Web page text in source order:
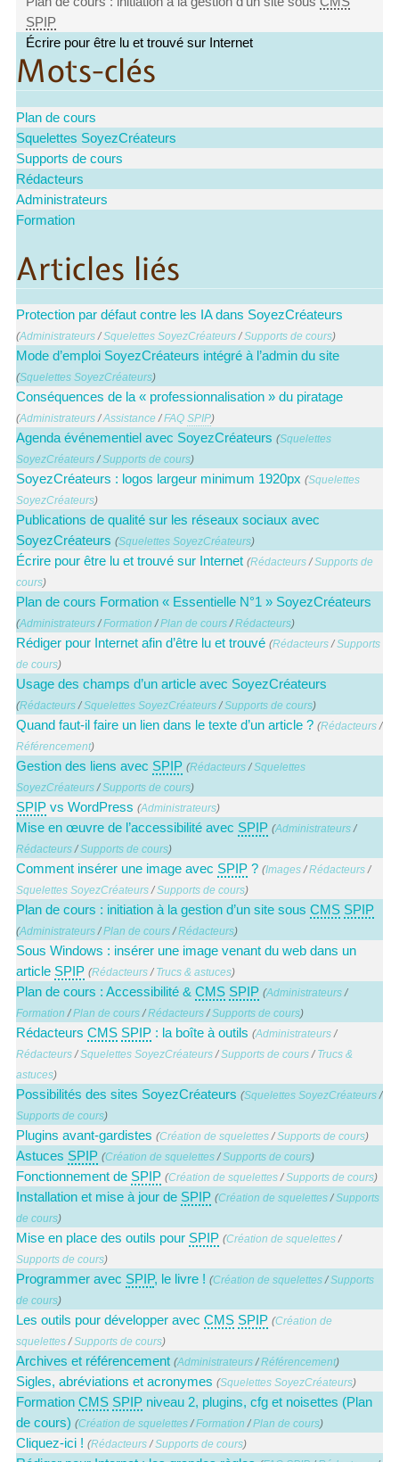
SPIP
Écrire pour être lu et trouvé sur Internet
Mots-clés
Plan de cours
Squelettes SoyezCréateurs
Supports de cours
Rédacteurs
Administrateurs
Formation
Articles liés
Protection par défaut contre les IA dans SoyezCréateurs
(Administrateurs/Squelettes SoyezCréateurs/Supports de cours)
Mode d’emploi SoyezCréateurs intégré à l’admin du site
(Squelettes SoyezCréateurs)
Conséquences de la « professionnalisation » du piratage
(Administrateurs/Assistance/FAQSPIP)
Agenda événementiel avec SoyezCréateurs (Squelettes
SoyezCréateurs/Supports de cours)
SoyezCréateurs : logos largeur minimum 1920px (Squelettes
SoyezCréateurs)
Publications de qualité sur les réseaux sociaux avec
SoyezCréateurs (Squelettes SoyezCréateurs)
Écrire pour être lu et trouvé sur Internet (Rédacteurs/Supports de
cours)
Plan de cours Formation « Essentielle N°1 » SoyezCréateurs
(Administrateurs/Formation /Plan de cours/Rédacteurs)
Rédiger pour Internet afin d’être lu et trouvé (Rédacteurs/Supports
de cours)
Usage des champs d’un article avec SoyezCréateurs
(Rédacteurs/Squelettes SoyezCréateurs/Supports de cours)
Quand faut-il faire un lien dans le texte d’un article ? (Rédacteurs/
Référencement)
Gestion des liens avec SPIP (Rédacteurs/Squelettes
SoyezCréateurs/Supports de cours)
SPIP vs WordPress (Administrateurs)
Mise en œuvre de l’accessibilité avec SPIP (Administrateurs/
Rédacteurs/Supports de cours)
Comment insérer une image avec SPIP ? (Images/Rédacteurs/
Squelettes SoyezCréateurs/Supports de cours)
Plan de cours : initiation à la gestion d’un site sousCMS SPIP
(Administrateurs/Plan de cours/Rédacteurs)
Sous Windows : insérer une image venant du web dans un
article SPIP (Rédacteurs/ Trucs & astuces)
Plan de cours : Accessibilité &CMS SPIP (Administrateurs/
Formation /Plan de cours/Rédacteurs/Supports de cours)
RédacteursCMS SPIP : la boîte à outils (Administrateurs/
Rédacteurs/Squelettes SoyezCréateurs/Supports de cours/ Trucs &
astuces)
Possibilités des sites SoyezCréateurs (Squelettes SoyezCréateurs/
Supports de cours)
Plugins avant-gardistes (Création de squelettes/Supports de cours)
Astuces SPIP (Création de squelettes/Supports de cours)
Fonctionnement de SPIP (Création de squelettes/Supports de cours)
Installation et mise à jour de SPIP (Création de squelettes/Supports
de cours)
Mise en place des outils pour SPIP (Création de squelettes/
Supports de cours)
Programmer avec SPIP, le livre ! (Création de squelettes/Supports
de cours)
Les outils pour développer avecCMS SPIP (Création de
squelettes/Supports de cours)
Archives et référencement (Administrateurs/Référencement)
Sigles, abréviations et acronymes (Squelettes SoyezCréateurs)
FormationCMS SPIP niveau 2, plugins, cfg et noisettes (Plan
de cours) (Création de squelettes/Formation /Plan de cours)
Cliquez-ici ! (Rédacteurs/Supports de cours)